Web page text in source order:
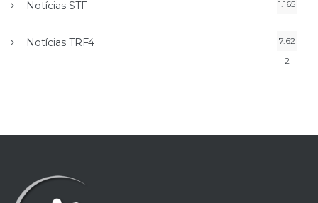
Notícias STF 1.165
Notícias TRF4
7.62
2